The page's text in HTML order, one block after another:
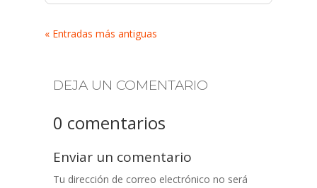
« Entradas más antiguas
DEJA UN COMENTARIO
0 comentarios
Enviar un comentario
Tu dirección de correo electrónico no será